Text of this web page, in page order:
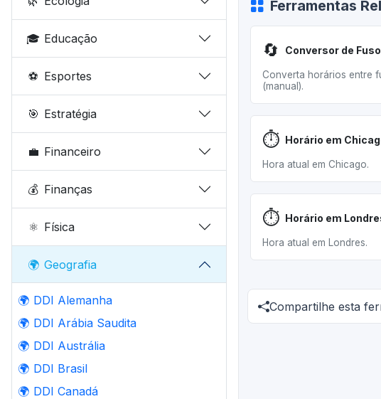
🎓 Educação
⚽ Esportes
🎯 Estratégia
💼 Financeiro
💰 Finanças
⚛️ Física
🌍 Geografia
🌍 DDI Alemanha
🌍 DDI Arábia Saudita
🌍 DDI Austrália
🌍 DDI Brasil
🌍 DDI Canadá
Ferramentas
🔄
Converta horários entre
(manual).
⏱️ Horário em
Hora atual em Chicago.
⏱️ Horário em
Hora atual em Londres.
Compartilhe esta